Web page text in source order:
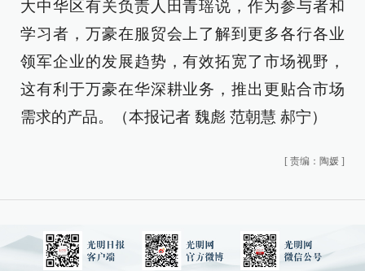
大中华区有关负责人田青瑶说，作为参与者和
学习者，万豪在服贸会上了解到更多各行各业
领军企业的发展趋势，有效拓宽了市场视野，
这有利于万豪在华深耕业务，推出更贴合市场
需求的产品。（本报记者 魏彪 范朝慧 郝宁）
[ 责编：陶媛 ]